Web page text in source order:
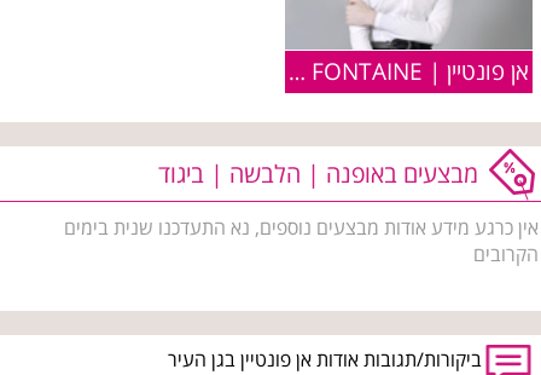
אן פונטיין | ANNE FONTAINE :: פריטים מקולקציית חורף 2010
מבצעים באופנה | הלבשה | ביגוד
אין כרגע מידע אודות מבצעים נוספים, נא התעדכנו שנית בימים
הקרובים
ביקורות/תגובות אודות אן פונטיין בגן העיר